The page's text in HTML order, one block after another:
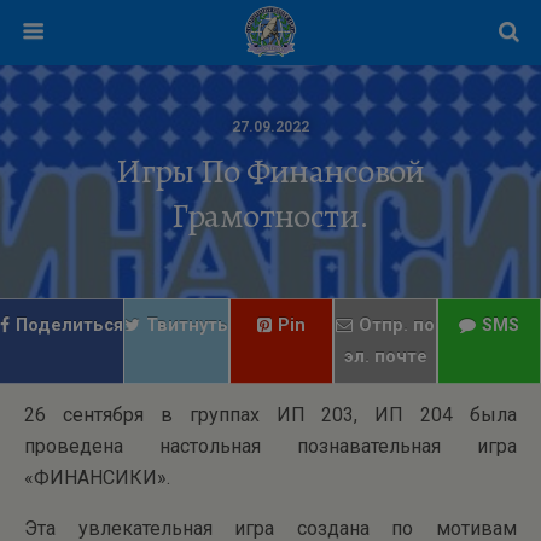
27.09.2022
Игры По Финансовой
Грамотности.
Поделиться Твитнуть Pin
Отпр. по
эл. почте
SMS
26 cентября в группах ИП 203, ИП 204 была
проведена настольная познавательная игра
«ФИНАНСИКИ».
Эта увлекательная игра создана по мотивам